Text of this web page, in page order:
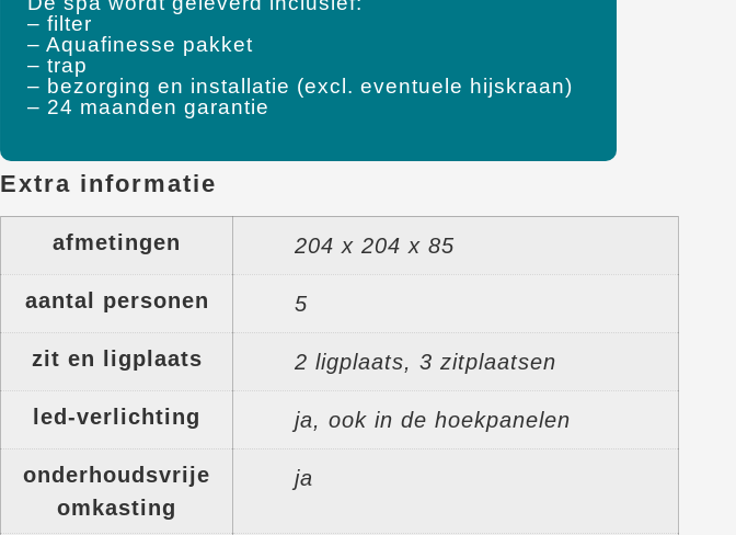
– filter
– Aquafinesse pakket
– trap
– bezorging en installatie (excl. eventuele hijskraan)
– 24 maanden garantie
Extra informatie
afmetingen 204 x 204 x 85
aantal personen 5
zit en ligplaats 2 ligplaats, 3 zitplaatsen
led-verlichting ja, ook in de hoekpanelen
onderhoudsvrije
omkasting
ja